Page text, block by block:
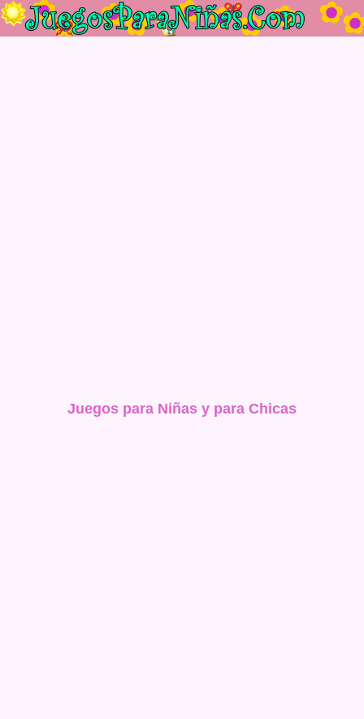
Juegos para Niñas y para Chicas